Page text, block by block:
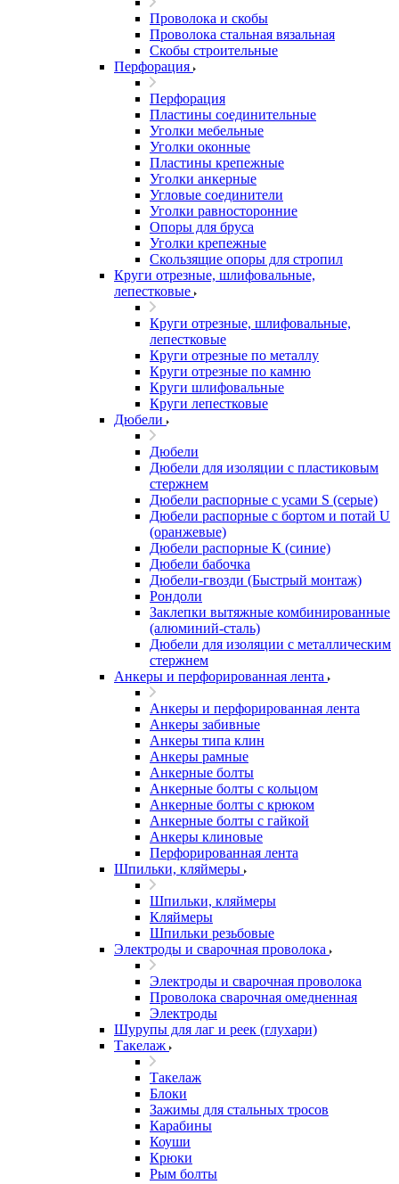
Проволока и скобы
Проволока стальная вязальная
Скобы строительные
Перфорация
Перфорация
Пластины соединительные
Уголки мебельные
Уголки оконные
Пластины крепежные
Уголки анкерные
Угловые соединители
Уголки равносторонние
Опоры для бруса
Уголки крепежные
Скользящие опоры для стропил
Круги отрезные, шлифовальные,
лепестковые
Круги отрезные, шлифовальные,
лепестковые
Круги отрезные по металлу
Круги отрезные по камню
Круги шлифовальные
Круги лепестковые
Дюбели
Дюбели
Дюбели для изоляции с пластиковым
стержнем
Дюбели распорные с усами S (серые)
Дюбели распорные c бортом и потай U
(оранжевые)
Дюбели распорные К (синие)
Дюбели бабочка
Дюбели-гвозди (Быстрый монтаж)
Рондоли
Заклепки вытяжные комбинированные
(алюминий-сталь)
Дюбели для изоляции с металлическим
стержнем
Анкеры и перфорированная лента
Анкеры и перфорированная лента
Анкеры забивные
Анкеры типа клин
Анкеры рамные
Анкерные болты
Анкерные болты с кольцом
Анкерные болты с крюком
Анкерные болты с гайкой
Анкеры клиновые
Перфорированная лента
Шпильки, кляймеры
Шпильки, кляймеры
Кляймеры
Шпильки резьбовые
Электроды и сварочная проволока
Электроды и сварочная проволока
Проволока сварочная омедненная
Электроды
Шурупы для лаг и реек (глухари)
Такелаж
Такелаж
Блоки
Зажимы для стальных тросов
Карабины
Коуши
Крюки
Рым болты